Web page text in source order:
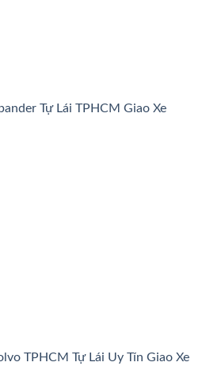
Tự Lái TPHCM Giao Xe
TPHCM Tự Lái Uy Tín Giao Xe